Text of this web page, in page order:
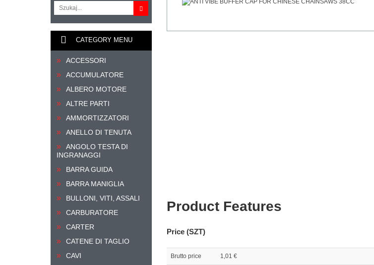
CATEGORY MENU
ACCESSORI
ACCUMULATORE
ALBERO MOTORE
ALTRE PARTI
AMMORTIZZATORI
ANELLO DI TENUTA
ANGOLO TESTA DI
INGRANAGGI
BARRA GUIDA
BARRA MANIGLIA
BULLONI, VITI, ASSALI
CARBURATORE
CARTER
CATENE DI TAGLIO
CAVI
Product Features
Price (SZT)
Brutto price 1,01 €